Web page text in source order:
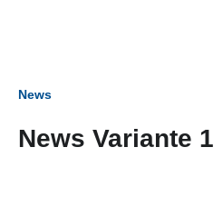
News
News Variante 1